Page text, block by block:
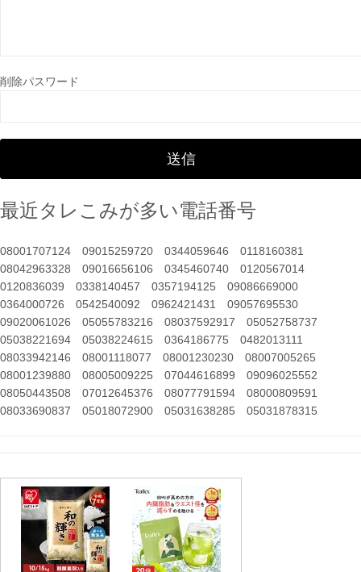
削除パスワード
最近タレこみが多い電話番号
08001707124 09015259720 0344059646
0118160381
08042963328
09016656106 0345460740
0120567014
0120836039
0338140457 0357194125
09086669000
0364000726
0542540092 0962421431
09057695530
09020061026
05055783216 08037592917
05052758737
05038221694
05038224615 0364186775
0482013111
08033942146
08001118077 08001230230
08007005265
08001239880
08005009225 07044616899
09096025552
08050443508
07012645376 08077791594
08000809591
08033690837
05018072900 05031638285 05031878315